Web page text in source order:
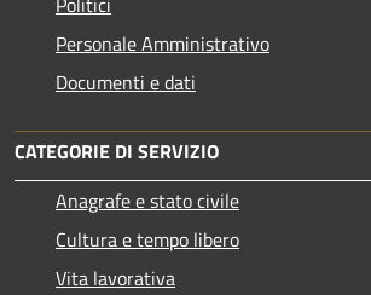
Personale Amministrativo
Documenti e dati
CATEGORIE DI SERVIZIO
Anagrafe e stato civile
Cultura e tempo libero
Vita lavorativa